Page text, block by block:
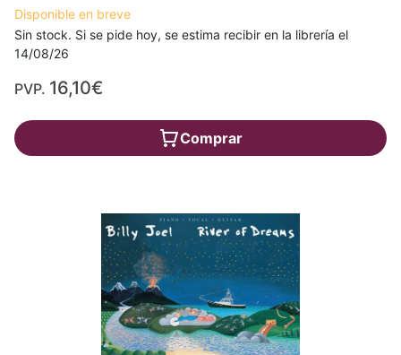
Disponible en breve
Sin stock. Si se pide hoy, se estima recibir en la librería el
14/08/26
PVP. 16,10€
Comprar